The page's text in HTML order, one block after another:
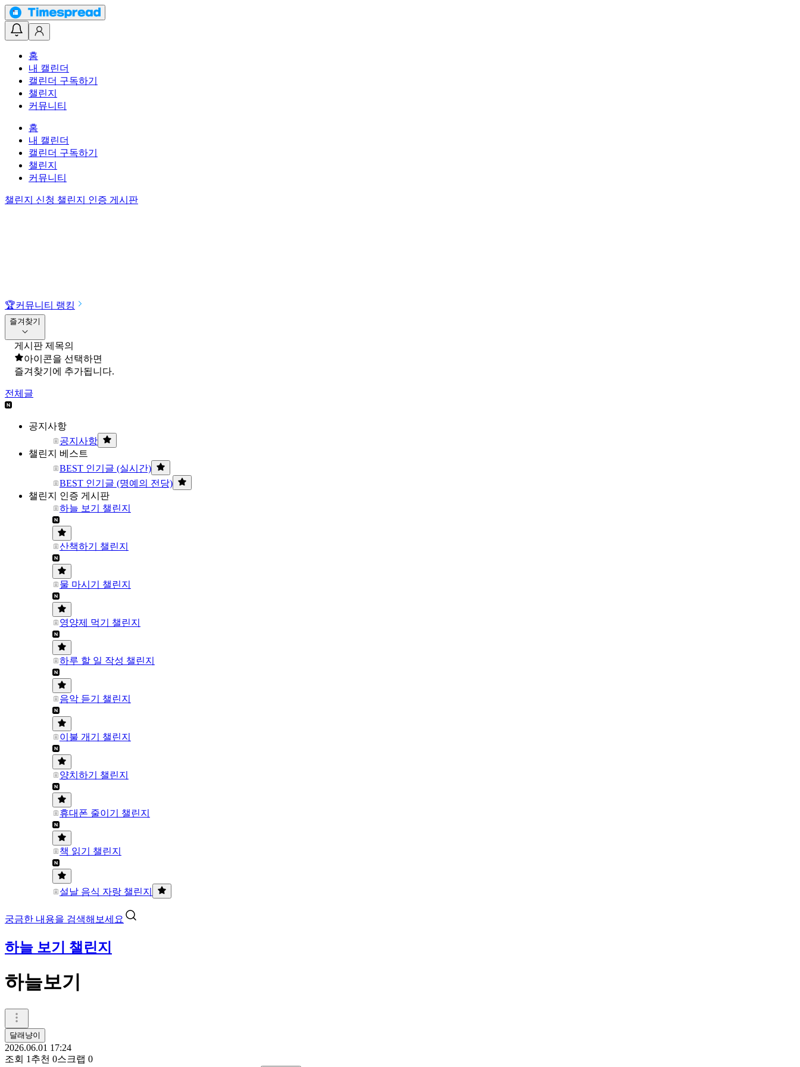
홈
내 캘린더
캘린더 구독하기
챌린지
커뮤니티
홈
내 캘린더
캘린더 구독하기
챌린지
커뮤니티
챌린지 신청 챌린지 인증 게시판
🏆커뮤니티 랭킹
즐겨찾기
게시판 제목의
아이콘을 선택하면
즐겨찾기에 추가됩니다.
전체글
공지사항
공지사항
챌린지 베스트
BEST 인기글 (실시간)
BEST 인기글 (명예의 전당)
챌린지 인증 게시판
하늘 보기 챌린지
산책하기 챌린지
물 마시기 챌린지
영양제 먹기 챌린지
하루 할 일 작성 챌린지
음악 듣기 챌린지
이불 개기 챌린지
양치하기 챌린지
휴대폰 줄이기 챌린지
책 읽기 챌린지
설날 음식 자랑 챌린지
궁금한 내용을 검색해보세요
하늘 보기 챌린지
하늘보기
달래냥이
2026.06.01 17:24
조회 1 추천 0스크랩 0